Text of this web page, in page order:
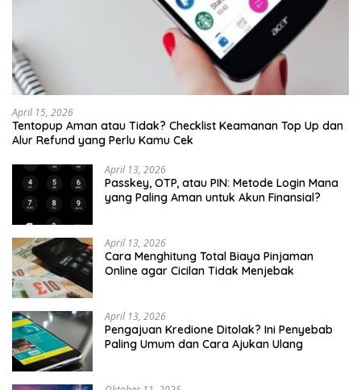
April 15, 2026
Tentopup Aman atau Tidak? Checklist Keamanan Top Up dan
Alur Refund yang Perlu Kamu Cek
April 13, 2026
Passkey, OTP, atau PIN: Metode Login Mana
yang Paling Aman untuk Akun Finansial?
April 13, 2026
Cara Menghitung Total Biaya Pinjaman
Online agar Cicilan Tidak Menjebak
April 13, 2026
Pengajuan Kredione Ditolak? Ini Penyebab
Paling Umum dan Cara Ajukan Ulang